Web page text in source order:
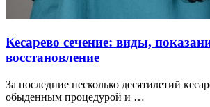
Кесарево сечение: виды,
восстановление
За последние несколько десятилетий
обыденным процедурой и …